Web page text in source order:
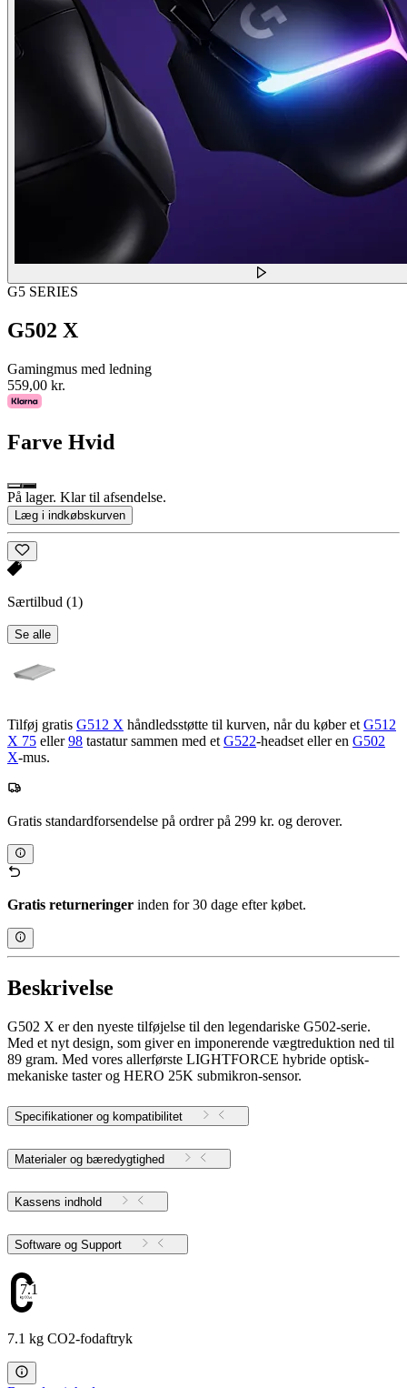
G5 SERIES
G502 X
Gamingmus med ledning
559,00 kr.
Farve Hvid
På lager. Klar til afsendelse.
Læg i indkøbskurven
Særtilbud (1)
Se alle
Tilføj gratis G512 X håndledsstøtte til kurven, når du køber et G512
X 75 eller98 tastatur sammen med et G522-headset eller en G502
X-mus.
Gratis standardforsendelse på ordrer på 299 kr. og derover.
Gratis returneringer inden for 30 dage efter købet.
Beskrivelse
G502 X er den nyeste tilføjelse til den legendariske G502-serie.
Med et nyt design, som giver en imponerende vægtreduktion ned til
89 gram. Med vores allerførste LIGHTFORCE hybride optisk-
mekaniske taster og HERO 25K submikron-sensor.
Specifikationer og kompatibilitet
Materialer og bæredygtighed
Kassens indhold
Software og Support
7.1
7.1 kg CO2-fodaftryk